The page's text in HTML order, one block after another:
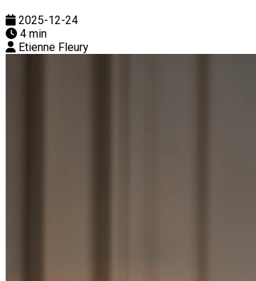
2025-12-24
4 min
Etienne Fleury